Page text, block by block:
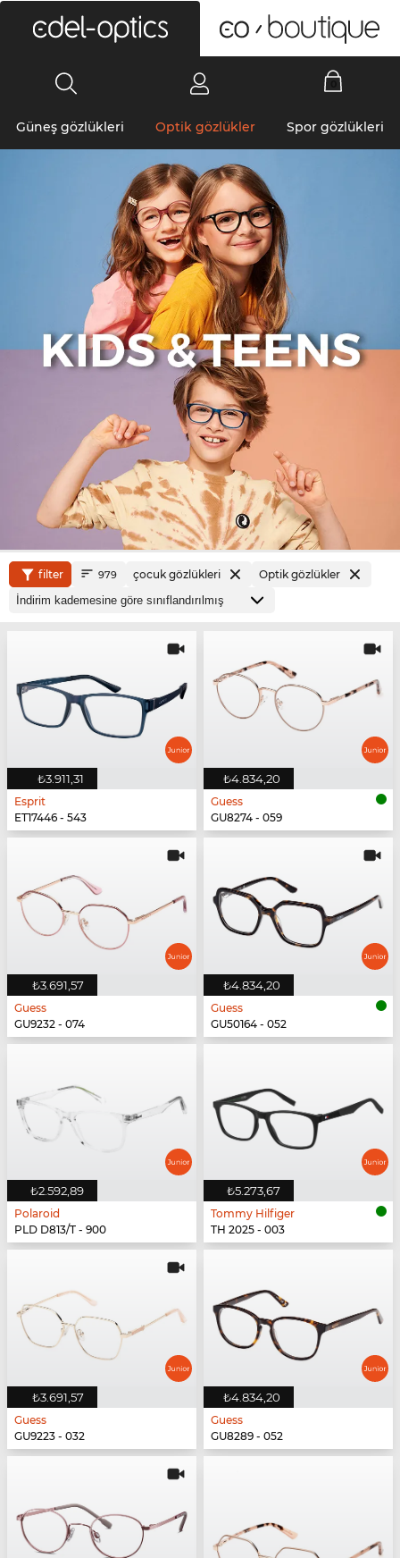
Güneş gözlükleri Optik gözlükler Spor gözlükleri
filter 979 çocuk gözlükleri Optik gözlükler
₺3.911,31
Esprit
ET17446 - 543
₺4.834,20
Guess
GU8274 - 059
₺3.691,57
Guess
GU9232 - 074
₺4.834,20
Guess
GU50164 - 052
₺2.592,89
Polaroid
PLD D813/T - 900
₺5.273,67
Tommy Hilfiger
TH 2025 - 003
₺3.691,57
Guess
GU9223 - 032
₺4.834,20
Guess
GU8289 - 052